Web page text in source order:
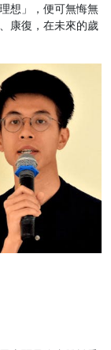
想」，便可無悔無
康復，在未來的歲